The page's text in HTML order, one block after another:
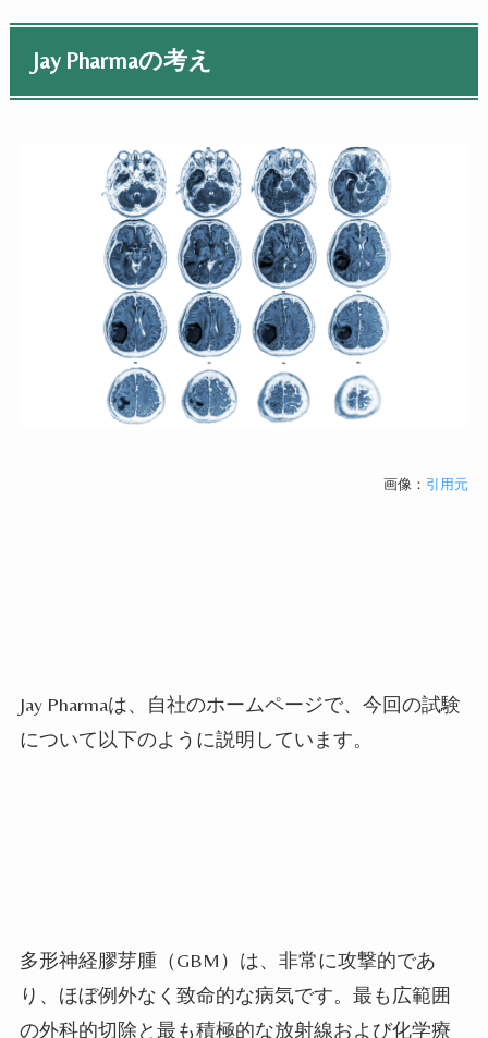
Jay Pharmaの考え
画像： 引用元
Jay Pharmaは、自社のホームページで、今回の試験
について以下のように説明しています。
多形神経膠芽腫（GBM ）は、非常に攻撃的であ
り、ほぼ例外なく致命的な病気です。最も広範囲
の外科的切除と最も積極的な放射線および化学療